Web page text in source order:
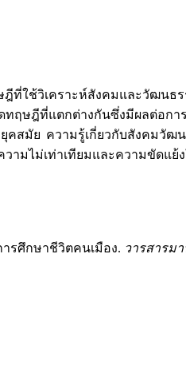
ที่ใช้วิเคราะห์สังคมและวัฒน
ฤษฎีที่แตกต่างกันซึ่งมีผลต่อกา
สมัย ความรู้เกี่ยวกับสังคมวัฒ
มไม่เท่าเทียมและความขัดแ
รศึกษาชีวิตคนเมือง. วารสารม